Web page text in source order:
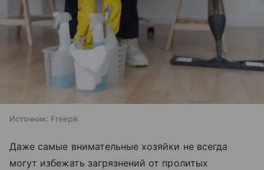
Источник: Freepik
Даже самые внимательные хозяйки не всегда
могут избежать загрязнений от пролитых